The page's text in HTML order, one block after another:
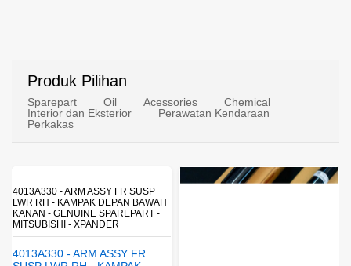
Produk Pilihan
Sparepart Oil Acessories
Chemical
Interior dan Eksterior
Perawatan Kendaraan
Perkakas